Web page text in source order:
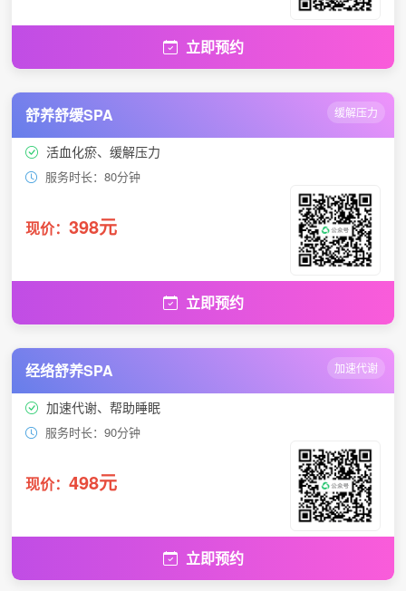
立即预约
舒养舒缓SPA 缓解压力
活血化瘀、缓解压力
服务时长：80分钟
现价： 398元
立即预约
经络舒养SPA 加速代谢
加速代谢、帮助睡眠
服务时长：90分钟
现价： 498元
立即预约